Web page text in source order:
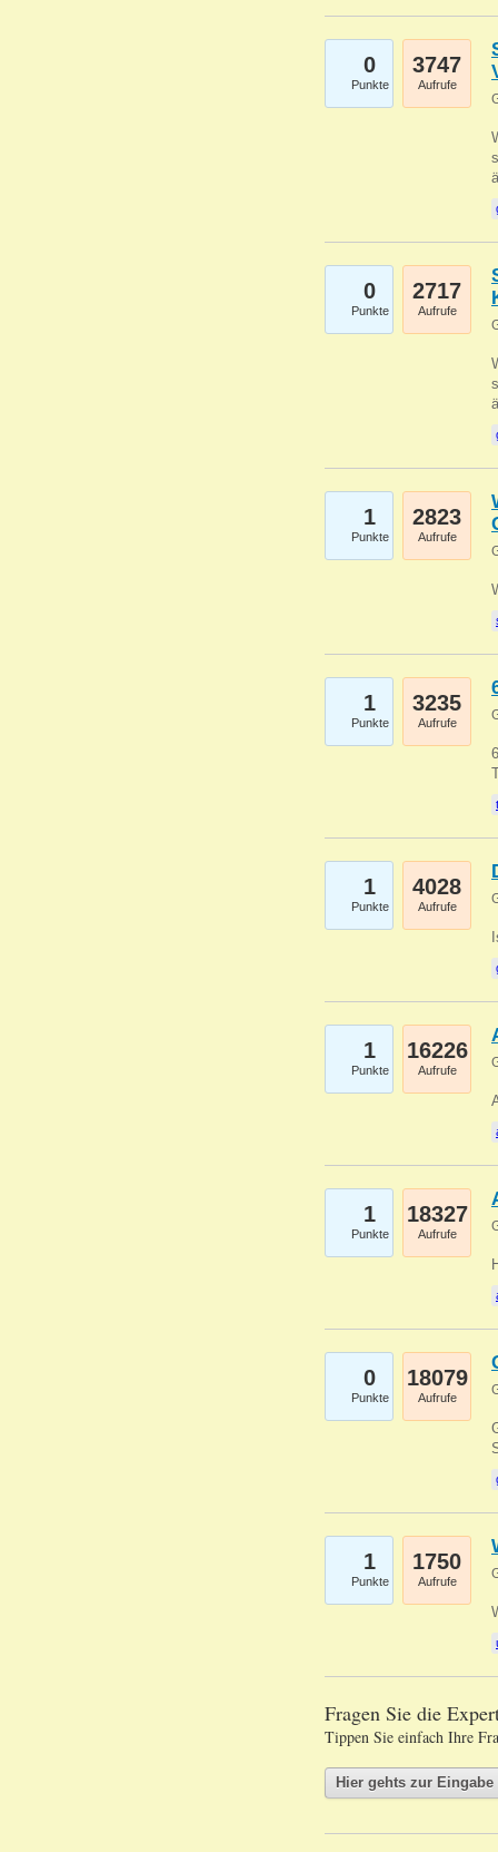
0
Punkte
3747
Aufrufe
0
Punkte
2717
Aufrufe
1
Punkte
2823
Aufrufe
1
Punkte
3235
Aufrufe
1
Punkte
4028
Aufrufe
1
Punkte
16226
Aufrufe
1
Punkte
18327
Aufrufe
0
Punkte
18079
Aufrufe
1
Punkte
1750
Aufrufe
Fragen Sie die
Tippen Sie einfach Ihre